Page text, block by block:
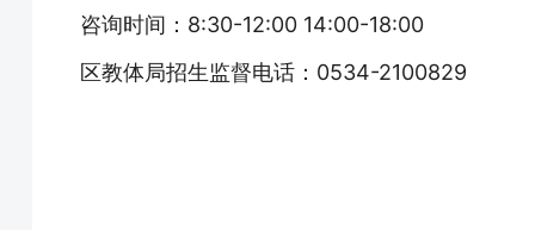
咨询时间：8:30-12:00 14:00-18:00
区教体局招生监督电话：0534-2100829